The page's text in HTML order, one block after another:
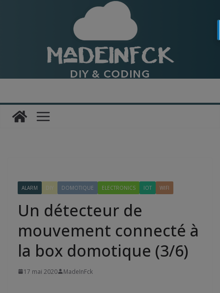
ALARM DIY DOMOTIQUE ELECTRONICS IOT WIFI
Un détecteur de
mouvement connecté à
la box domotique (3/6)
17 mai 2020 MadeInFck